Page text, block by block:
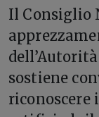
Il Consiglio
sostiene
riconoscere